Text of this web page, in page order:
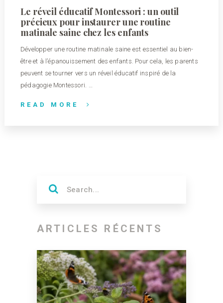
Le réveil éducatif Montessori : un outil
précieux pour instaurer une routine
matinale saine chez les enfants
Développer une routine matinale saine est essentiel au bien-
être et à l’épanouissement des enfants. Pour cela, les parents
peuvent se tourner vers un réveil éducatif inspiré de la
pédagogie Montessori. …
READ MORE
ARTICLES RÉCENTS